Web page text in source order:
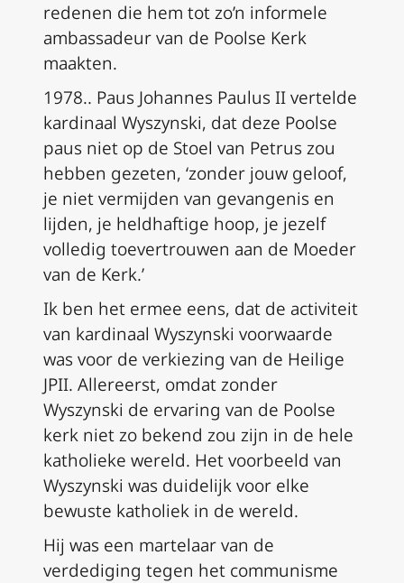
redenen die hem tot zo’n informele
ambassadeur van de Poolse Kerk
maakten.
1978.. Paus Johannes Paulus II vertelde
kardinaal Wyszynski, dat deze Poolse
paus niet op de Stoel van Petrus zou
hebben gezeten, ‘zonder jouw geloof,
je niet vermijden van gevangenis en
lijden, je heldhaftige hoop, je jezelf
volledig toevertrouwen aan de Moeder
van de Kerk.’
Ik ben het ermee eens, dat de activiteit
van kardinaal Wyszynski voorwaarde
was voor de verkiezing van de Heilige
JPII. Allereerst, omdat zonder
Wyszynski de ervaring van de Poolse
kerk niet zo bekend zou zijn in de hele
katholieke wereld. Het voorbeeld van
Wyszynski was duidelijk voor elke
bewuste katholiek in de wereld.
Hij was een martelaar van de
verdediging tegen het communisme